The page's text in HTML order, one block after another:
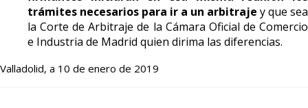
trámites necesarios para ir a un arbitraje y que sea
la Corte de Arbitraje de la Cámara Oficial de Comercio
e Industria de Madrid quien dirima las diferencias.
Valladolid, a 10 de enero de 2019